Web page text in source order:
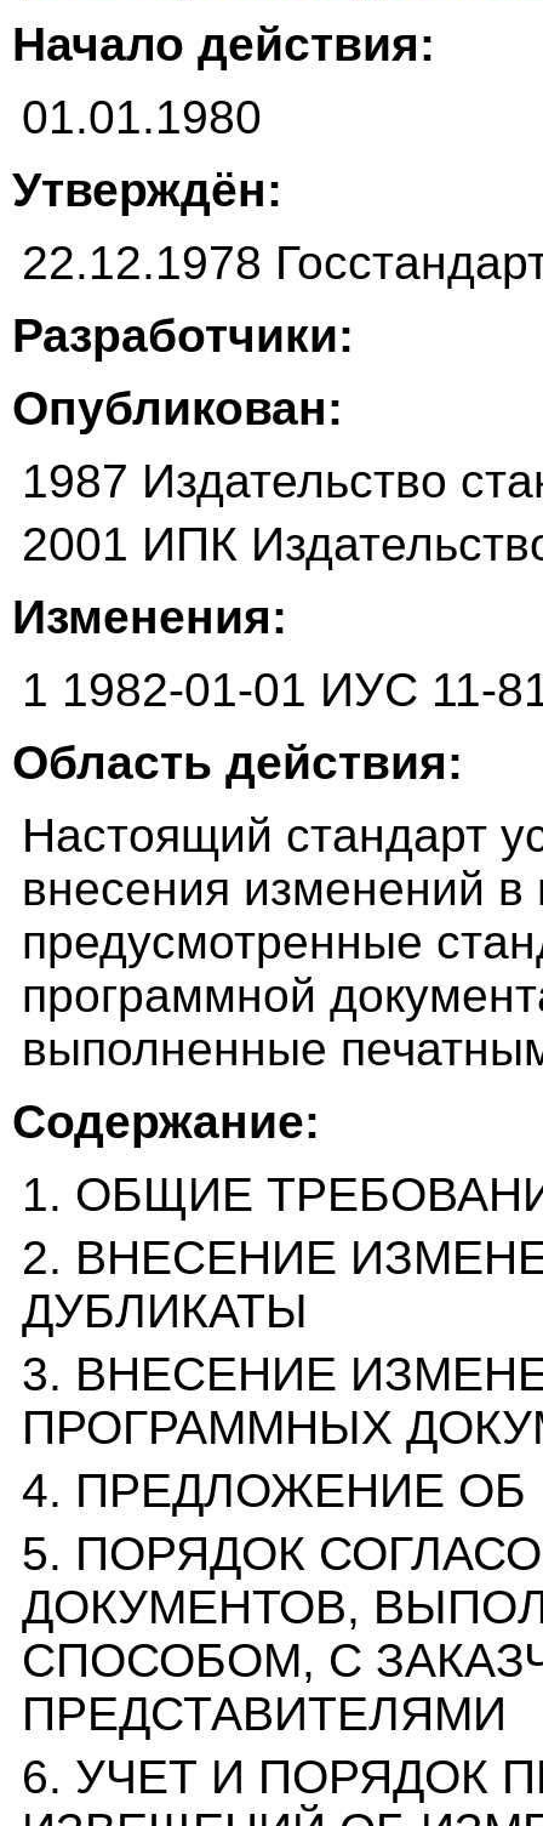
Начало действия:
01.01.1980
Утверждён:
22.12.1978
Разработчики:
Опубликован:
1987 Издательство
2001 ИПК
Изменения:
1 1982-01-01 ИУС 11-
Область действия:
Настоящий стандарт
внесения изменений
предусмотренные
программной
выполненные
Содержание:
1. ОБЩИЕ
2. ВНЕСЕНИЕ
ДУБЛИКАТЫ
3. ВНЕСЕНИЕ
ПРОГРАММНЫХ
4. ПРЕДЛОЖЕНИЕ
5. ПОРЯДОК
ДОКУМЕНТОВ,
СПОСОБОМ, С
ПРЕДСТАВИТЕЛЯМИ
6. УЧЕТ И ПОРЯДОК